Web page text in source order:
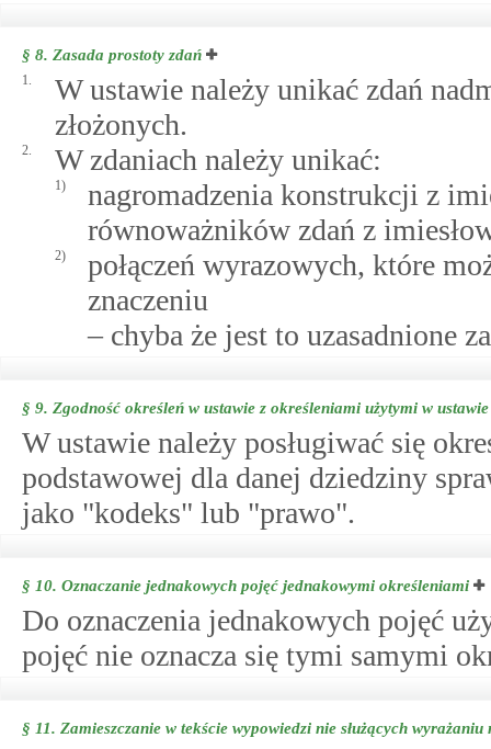
§ 8. Zasada prostoty zdań
1.
W ustawie należy unikać zdań
złożonych.
2. W zdaniach należy unikać:
1)
nagromadzenia konstrukcji z
równoważników zdań z
2)
połączeń wyrazowych, które
znaczeniu
– chyba że jest to uzasadnione
§ 9. Zgodność określeń w ustawie z określeniami użytymi w
W ustawie należy posługiwać się
podstawowej dla danej dziedziny
jako "kodeks" lub "prawo".
§ 10. Oznaczanie jednakowych pojęć jednakowymi określeniami
Do oznaczenia jednakowych pojęć
pojęć nie oznacza się tymi samymi
§ 11. Zamieszczanie w tekście wypowiedzi nie służących